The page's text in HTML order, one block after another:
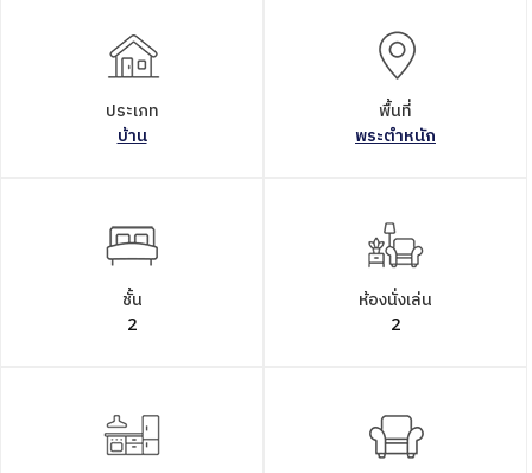
ประเภท
บ้าน
พื้นที่
พระตำหนัก
ชั้น
2
ห้องนั่งเล่น
2